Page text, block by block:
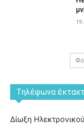
19
Tηλέφωνα
Δίωξη